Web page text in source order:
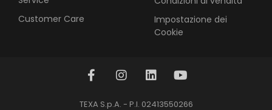
Impostazione dei
Cookie
Customer Care
TEXA S.p.A. - P.I. 02413550266